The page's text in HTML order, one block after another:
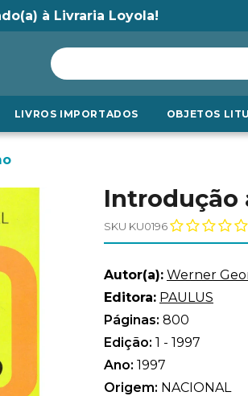
à Livraria Loyola!
LIVROS IMPORTADOS OBJETOS
Introdução
SKU KU0196
Autor(a): Werner
Editora: PAULUS
Páginas: 800
Edição: 1 - 1997
Ano: 1997
Origem: NACIONAL